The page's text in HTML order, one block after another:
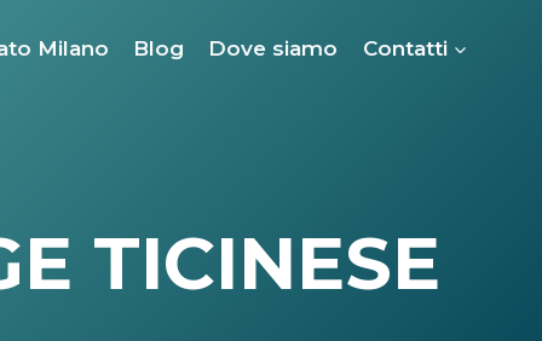
Milano Blog Dove siamo Contatti
TICINESE